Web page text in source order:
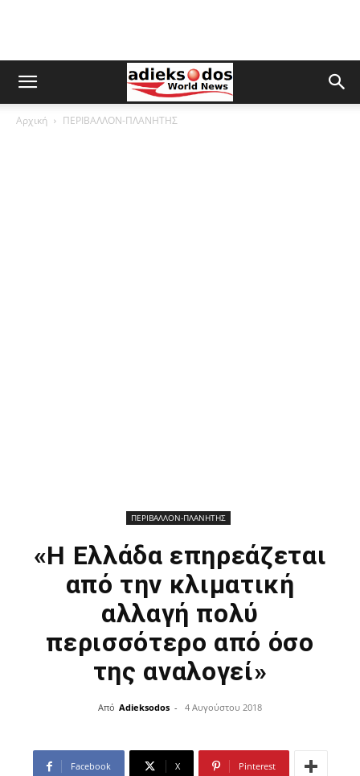
Αρχική ΠΕΡΙΒΑΛΛΟΝ-ΠΛΑΝΗΤΗΣ
ΠΕΡΙΒΑΛΛΟΝ-ΠΛΑΝΗΤΗΣ
«Η Ελλάδα επηρεάζεται
από την κλιματική
αλλαγή πολύ
περισσότερο από όσο
της αναλογεί»
Από Adieksodos - 4 Αυγούστου 2018
Facebook X Pinterest